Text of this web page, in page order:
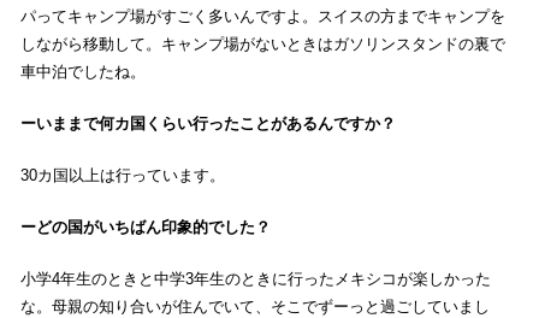
パってキャンプ場がすごく多いんですよ。スイスの方までキャンプを
しながら移動して。キャンプ場がないときはガソリンスタンドの裏で
車中泊でしたね。
いままで何カ国くらい行ったことがあるんですか？
30カ国以上は行っています。
どの国がいちばん印象的でした？
小学4年生のときと中学3年生のときに行ったメキシコが楽しかった
な。母親の知り合いが住んでいて、そこでずーっと過ごしていまし